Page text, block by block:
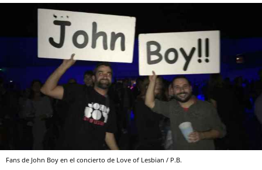
Fans de John Boy en el concierto de Love of Lesbian / P.B.